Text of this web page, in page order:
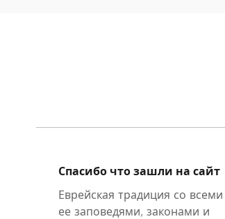
Спасибо что зашли на сайт
Еврейская традиция со всеми
ее заповедями, законами и